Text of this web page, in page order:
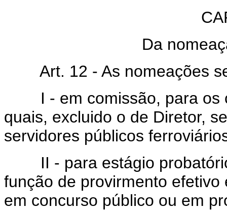
Da
Art. 12 - As nomeações
I - em comissão, para os
quais, excluido o de Diretor,
servidores públicos
II - para estágio
função de provirmento
em concurso público ou em